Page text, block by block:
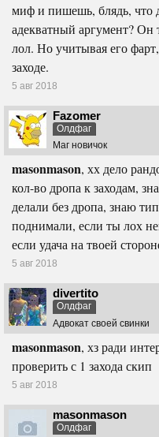
миф и пишешь, блядь, что
адекватный аргумент? Он
лол. Но учитывая его
заходе.
5 авг 2018
Fazomer
Олдфаг
Маг новичок
masonmason, хх дело
кол-во дропа к заходам,
делали без дропа, знаю
поднимали, если ты лох
если удача на твоей
5 авг 2018
divertito
Олдфаг
Адвокат своей свинки
masonmason, хз ради
проверить с 1 захода скип
5 авг 2018
masonmason
Олдфаг